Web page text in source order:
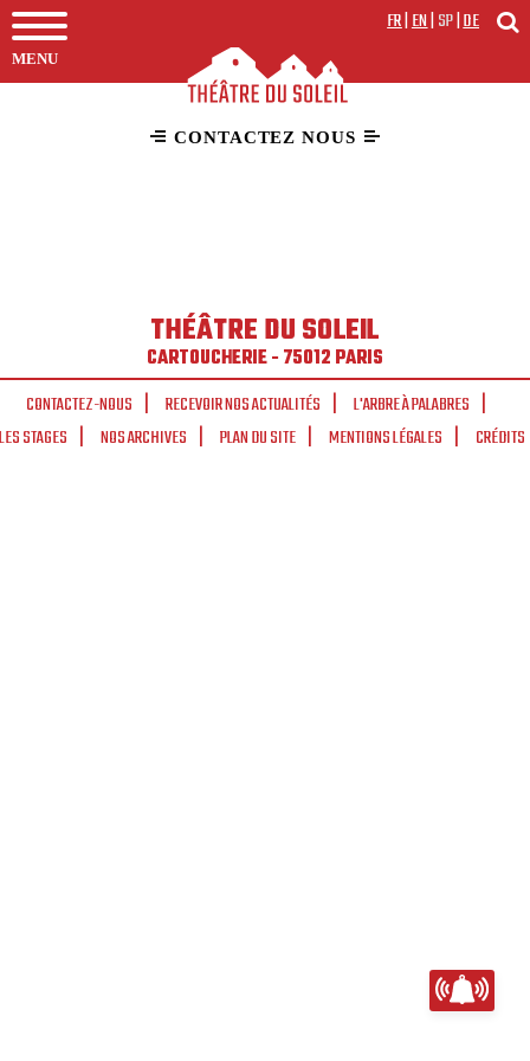
MENU
FR|EN|SP|DE
CONTACTEZ NOUS
THÉÂTRE DU SOLEIL
CARTOUCHERIE - 75012 PARIS
CONTACTEZ-NOUS
RECEVOIR NOS ACTUALITÉS
L'ARBRE À PALABRES
LES STAGES
NOS ARCHIVES PLAN DU SITE MENTIONS LÉGALES CRÉDITS